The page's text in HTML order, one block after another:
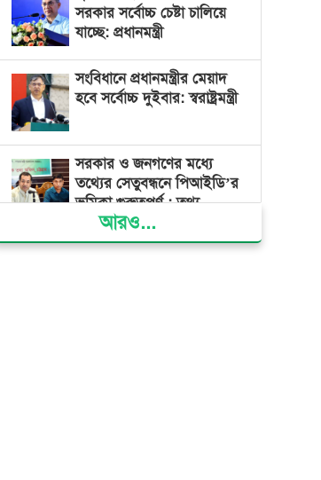
সরকার সর্বোচ্চ চেষ্টা চালিয়ে
যাচ্ছে: প্রধানমন্ত্রী
সংবিধানে প্রধানমন্ত্রীর মেয়াদ
হবে সর্বোচ্চ দুইবার: স্বরাষ্ট্রমন্ত্রী
সরকার ও জনগণের মধ্যে
তথ্যের সেতুবন্ধনে পিআইডি’র
ভূমিকা গুরুত্বপূর্ণ : তথ্য
প্রতিমন্ত্রী
আরও...